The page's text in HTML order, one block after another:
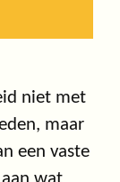
niet met
maar
een vaste